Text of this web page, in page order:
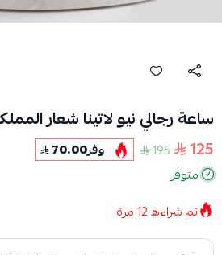
ساعة رجالي نيو لاتينا شعار
125
195 وفر70.00
متوفر
تم شراءه12مرة